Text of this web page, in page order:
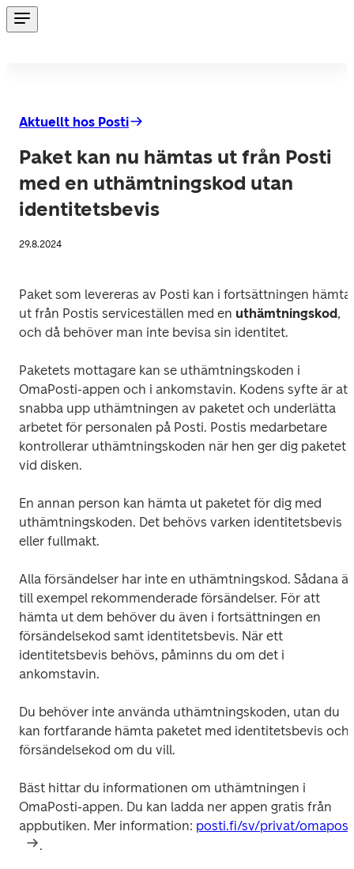
Aktuellt hos Posti
Paket kan nu hämtas ut från Posti
med en uthämtningskod utan
identitetsbevis
29.8.2024
Paket som levereras av Posti kan i fortsättningen
ut från Postis serviceställen med en uthämtningskod,
och då behöver man inte bevisa sin identitet.
Paketets mottagare kan se uthämtningskoden i
OmaPosti-appen och i ankomstavin. Kodens syfte är att
snabba upp uthämtningen av paketet och underlätta
arbetet för personalen på Posti. Postis medarbetare
kontrollerar uthämtningskoden när hen ger dig paketet
vid disken.
En annan person kan hämta ut paketet för dig med
uthämtningskoden. Det behövs varken identitetsbevis
eller fullmakt.
Alla försändelser har inte en uthämtningskod. Sådana är
till exempel rekommenderade försändelser. För att
hämta ut dem behöver du även i fortsättningen en
försändelsekod samt identitetsbevis. När ett
identitetsbevis behövs, påminns du om det i
ankomstavin.
Du behöver inte använda uthämtningskoden, utan du
kan fortfarande hämta paketet med identitetsbevis och
försändelsekod om du vill.
Bäst hittar du informationen om uthämtningen i
OmaPosti-appen. Du kan ladda ner appen gratis från
appbutiken. Mer information: posti.fi/sv/privat/
.